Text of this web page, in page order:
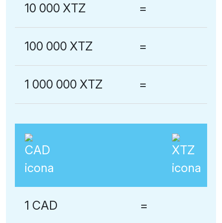
10 000 XTZ =
100 000 XTZ =
1 000 000 XTZ =
1 CAD =